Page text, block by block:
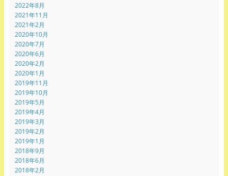
2022年8月
2021年11月
2021年2月
2020年10月
2020年7月
2020年6月
2020年2月
2020年1月
2019年11月
2019年10月
2019年5月
2019年4月
2019年3月
2019年2月
2019年1月
2018年9月
2018年6月
2018年2月